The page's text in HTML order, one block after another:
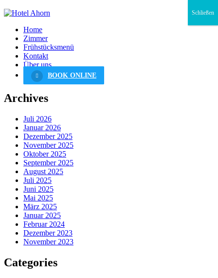
Home
Zimmer
Frühstücksmenü
Kontakt
Über uns
BOOK ONLINE
Archives
Juli 2026
Januar 2026
Dezember 2025
November 2025
Oktober 2025
September 2025
August 2025
Juli 2025
Juni 2025
Mai 2025
März 2025
Januar 2025
Februar 2024
Dezember 2023
November 2023
Categories
Schließen